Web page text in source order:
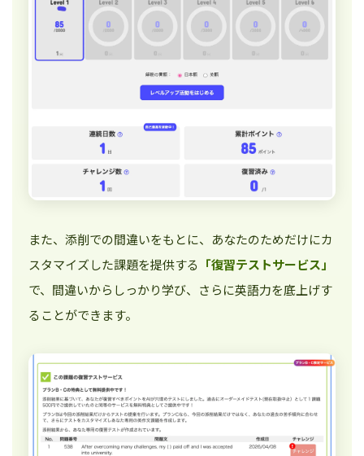
また、添削での間違いをもとに、あなたのためだけにカ
スタマイズした課題を提供する 「復習テストサービス」
で、間違いからしっかり学び、さらに英語力を底上げす
ることができます。